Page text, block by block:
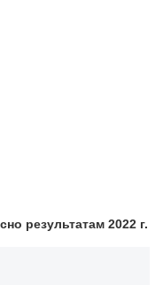
результатам 2022 г.